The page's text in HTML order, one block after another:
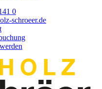
0
schroeer.de